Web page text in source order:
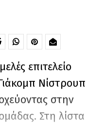
επιτελείο
Νίστρουπ
στην
Στη λίστα